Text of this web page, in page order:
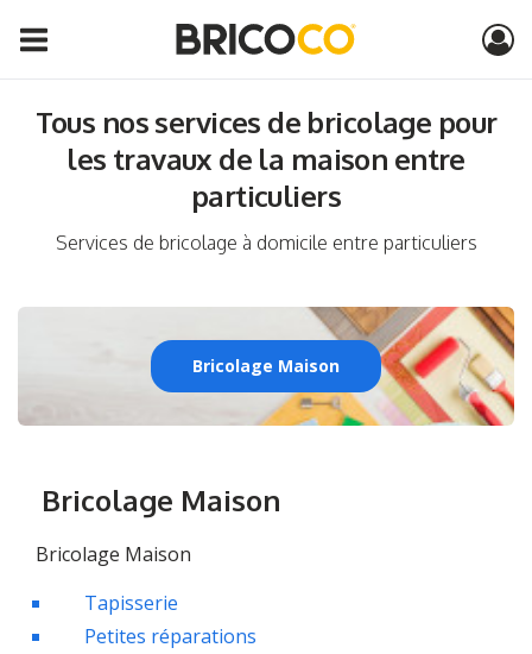
Tous nos services de bricolage pour
les travaux de la maison entre
particuliers
Services de bricolage à domicile entre particuliers
Bricolage Maison
Bricolage Maison
Bricolage Maison
Tapisserie
Petites réparations